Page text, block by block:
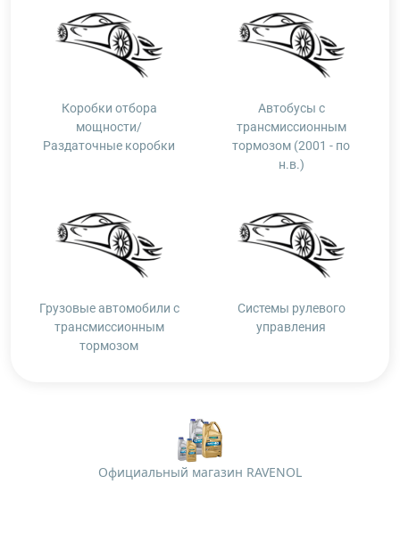
Коробки отбора
мощности/
Раздаточные коробки
Автобусы с
трансмиссионным
тормозом (2001 - по
н.в.)
Грузовые автомобили с
трансмиссионным
тормозом
Системы рулевого
управления
Официальный магазин RAVENOL